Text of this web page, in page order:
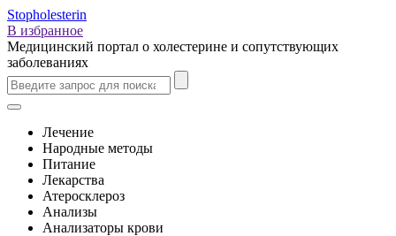
Stopholesterin
В избранное
Медицинский портал о холестерине и сопутствующих
заболеваниях
Лечение
Народные методы
Питание
Лекарства
Атеросклероз
Анализы
Анализаторы крови